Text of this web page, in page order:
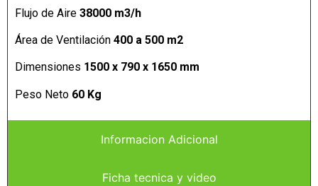
Informacion Adicional
Ficha tecnica y video
Flujo de Aire 38000 m3/h
Área de Ventilación 400 a 500 m2
Dimensiones 1500 x 790 x 1650 mm
Peso Neto 60 Kg